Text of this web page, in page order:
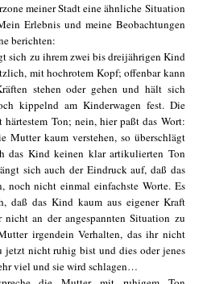
meiner Stadt eine ähnliche Situation
Erlebnis und meine Beobachtungen
berichten:
sich zu ihrem zwei bis dreijährigen Kind
mit hochrotem Kopf; offenbar kann
stehen oder gehen und hält sich
kippelnd am Kinderwagen fest. Die
Ton; nein, hier paßt das Wort:
Mutter kaum verstehen, so überschlägt
das Kind keinen klar artikulierten Ton
sich auch der Eindruck auf, daß das
noch nicht einmal einfachste Worte. Es
daß das Kind kaum aus eigener Kraft
nicht an der angespannten Situation zu
irgendein Verhalten, das ihr nicht
jetzt nicht ruhig bist und dies oder jenes
viel und sie wird schlagen…